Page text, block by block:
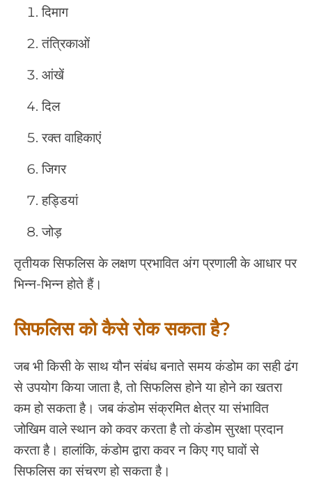
दिमाग
तंत्रिकाओं
आंखें
दिल
रक्त वाहिकाएं
जिगर
हड्डियां
जोड़
तृतीयक सिफलिस के लक्षण प्रभावित अंग प्रणाली के आधार पर
भिन्न-भिन्न होते हैं।
सिफलिस को कैसे रोक सकता है?
जब भी किसी के साथ यौन संबंध बनाते समय कंडोम का सही ढंग
से उपयोग किया जाता है, तो सिफलिस होने या होने का खतरा
कम हो सकता है। जब कंडोम संक्रमित क्षेत्र या संभावित
जोखिम वाले स्थान को कवर करता है तो कंडोम सुरक्षा प्रदान
करता है। हालांकि, कंडोम द्वारा कवर न किए गए घावों से
सिफलिस का संचरण हो सकता है।